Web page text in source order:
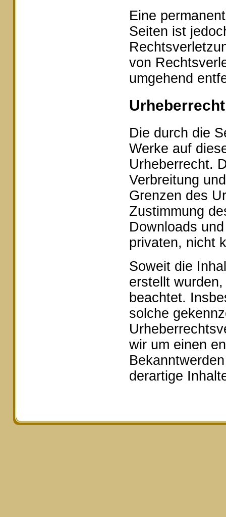
Eine
Seiten ist
von
umgehend
Urheberrecht
Die durch die
Werke auf
Urheberrecht.
Verbreitung
Grenzen des
Zustimmung
Downloads
privaten, nicht
Soweit die
erstellt
beachtet.
solche
wir um einen
derartige